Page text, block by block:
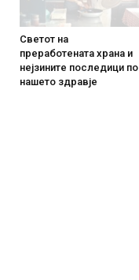
Светот на
преработената храна и
нејзините последици по
нашето здравје